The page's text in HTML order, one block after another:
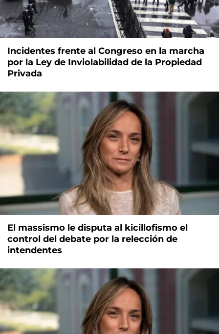
Incidentes frente al Congreso en la marcha
por la Ley de Inviolabilidad de la Propiedad
Privada
El massismo le disputa al kicillofismo el
control del debate por la relección de
intendentes